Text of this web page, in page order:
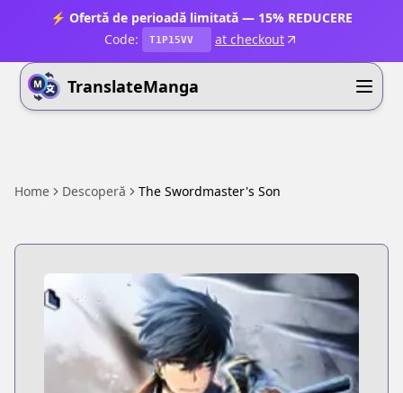
⚡ Ofertă de perioadă limitată — 15% REDUCERE
Code:
T1P15VV at checkout
TranslateManga
Home Descoperă The Swordmaster's Son